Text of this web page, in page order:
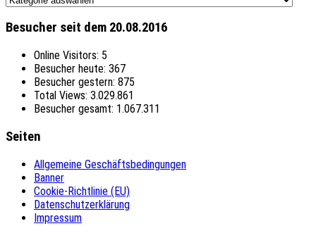
Besucher seit dem 20.08.2016
Online Visitors: 5
Besucher heute: 367
Besucher gestern: 875
Total Views: 3.029.861
Besucher gesamt: 1.067.311
Seiten
Allgemeine Geschäftsbedingungen
Banner
Cookie-Richtlinie (EU)
Datenschutzerklärung
Impressum